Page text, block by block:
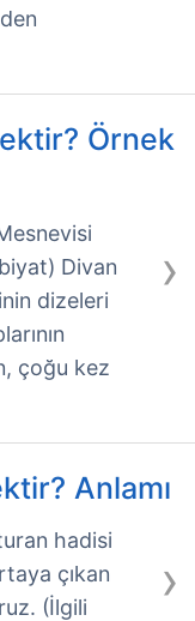
Örnek
›
Divan
dizeleri
çoğu kez
Anlamı
›
hadisi
çıkan
(İlgili